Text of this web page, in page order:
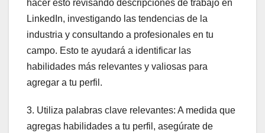
hacer esto revisando descripciones de trabajo en
LinkedIn, investigando las tendencias de la
industria y consultando a profesionales en tu
campo. Esto te ayudará a identificar las
habilidades más relevantes y valiosas para
agregar a tu perfil.
3. Utiliza palabras clave relevantes: A medida que
agregas habilidades a tu perfil, asegúrate de